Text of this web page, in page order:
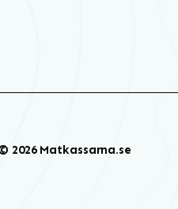
2026 Matkassarna.se